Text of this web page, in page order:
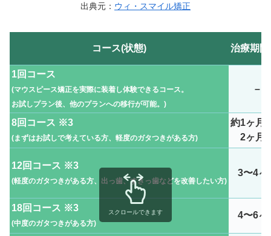
出典元： ウィ・スマイル矯正
コース(状態) 治療期
1回コース
(マウスピース矯正を実際に装着し体験できるコース。
お試しプラン後、他のプランへの移行が可能。 )
–
8回コース ※3
(まずはお試しで考えている方、軽度のガタつきがある方)
約1ヶ月
2ヶ月
12回コース ※3
(軽度のガタつきがある方、出っ歯、すきっ歯などを改善したい方)
3〜4ヶ
18回コース ※3
(中度のガタつきがある方)
4〜6ヶ
スクロールできます